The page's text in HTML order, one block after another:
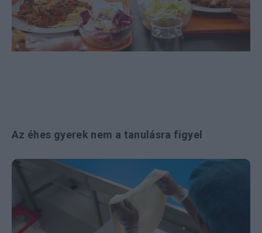
Az éhes gyerek nem a tanulásra figyel